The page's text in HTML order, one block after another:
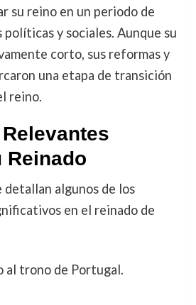
su reino en un periodo de
y sociales. Aunque su
corto, sus reformas y
una etapa de transición
reino.
Reinado
algunos de los
en el reinado de
al trono de Portugal.